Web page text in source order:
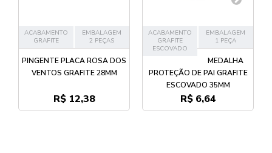
ACABAMENTO
GRAFITE
EMBALAGEM
2 PEÇAS
PINGENTE PLACA ROSA DOS
VENTOS GRAFITE 28MM
R$ 12,38
ACABAMENTO
GRAFITE
ESCOVADO
EMBALAGEM
1 PEÇA
MEDALHA
PROTEÇÃO DE PAI GRAFITE
ESCOVADO 35MM
R$ 6,64